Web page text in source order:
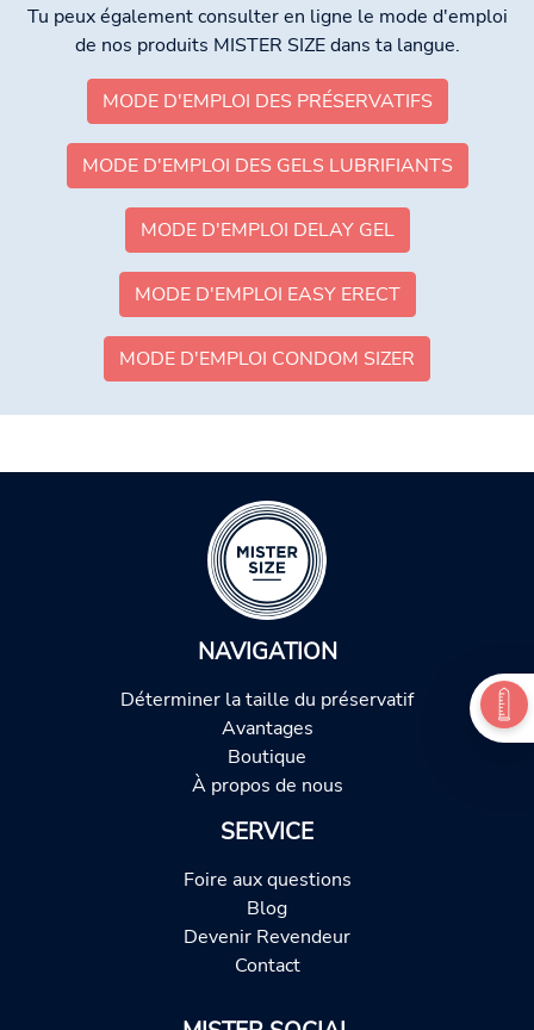
Tu peux également consulter en ligne le mode d'emploi
de nos produits MISTER SIZE dans ta langue.
MODE D'EMPLOI DES PRÉSERVATIFS
MODE D'EMPLOI DES GELS LUBRIFIANTS
MODE D'EMPLOI DELAY GEL
MODE D'EMPLOI EASY ERECT
MODE D'EMPLOI CONDOM SIZER
NAVIGATION
Déterminer la taille du préservatif
Avantages
Boutique
À propos de nous
SERVICE
Foire aux questions
Blog
Devenir Revendeur
Contact